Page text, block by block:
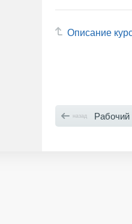
Описание
назад Рабочий